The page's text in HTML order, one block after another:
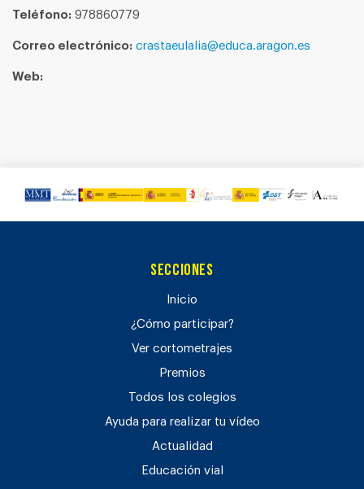
Teléfono: 978860779
Correo electrónico: crastaeulalia@educa.aragon.es
Web:
Secciones
Inicio
¿Cómo participar?
Ver cortometrajes
Premios
Todos los colegios
Ayuda para realizar tu vídeo
Actualidad
Educación vial